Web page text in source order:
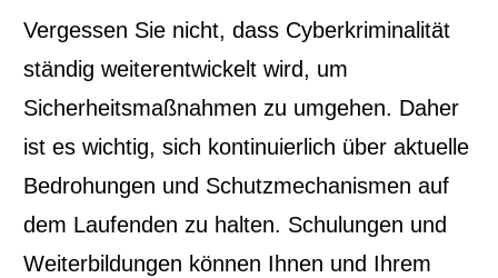
Vergessen Sie nicht, dass Cyberkriminalität
ständig weiterentwickelt wird, um
Sicherheitsmaßnahmen zu umgehen. Daher
ist es wichtig, sich kontinuierlich über aktuelle
Bedrohungen und Schutzmechanismen auf
dem Laufenden zu halten. Schulungen und
Weiterbildungen können Ihnen und Ihrem